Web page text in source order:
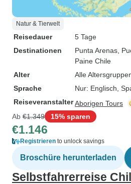
Natur & Tierwelt
Reisedauer
5 Tage
Destinationen
Punta Arenas ,
Paine Chile
Alter
Alle
Sprache
Nur: Englisch,
ReiseveranstalterAborigen Tours
Ab €1.349 15% sparen
€1.146
Registrieren to unlock savings
Broschüre herunterladen
Selbstfahrerreise